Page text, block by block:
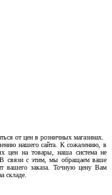
от цен в розничных магазинах.
нашего сайта. К сожалению, в
цен на товары, наша система не
В связи с этим, мы обращаем ваше
вашего заказа. Точную цену Вам
складе.